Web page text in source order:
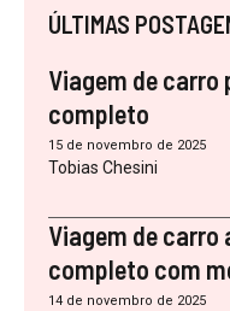
ÚLTIMAS
Viagem de carro
completo
15 de novembro de 2025
Tobias Chesini
Viagem de carro
completo com
14 de novembro de 2025